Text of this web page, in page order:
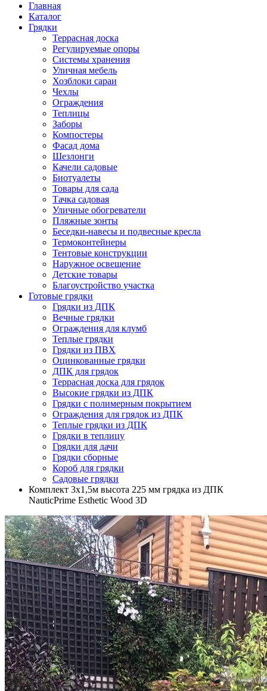
Главная
Каталог
Грядки
Террасная доска
Регулируемые опоры
Системы хранения
Уличная мебель
Хозблоки сараи
Чехлы
Ограждения
Теплицы
Заборы
Компостеры
Фасад дома
Шезлонги
Качели садовые
Биотуалеты
Товары для сада
Тачка садовая
Уличные обогреватели
Пляжные зонты
Беседки-навесы и подвесные кресла
Термоконтейнеры
Тентовые конструкции
Наружное освещение
Детские товары
Благоустройство участка
Готовые грядки
Грядки из ДПК
Вечные грядки
Ограждения для клумб
Теплые грядки
Грядки из ПВХ
Оцинкованные грядки
ДПК для грядок
Террасная доска для грядок
Высокие грядки из ДПК
Грядки с полимерным покрытием
Ограждения для грядок из ДПК
Теплые грядки из ДПК
Грядки в теплицу
Грядки для дачи
Грядки сборные
Короб для грядки
Садовые грядки
Комплект 3х1,5м высота 225 мм грядка из ДПК
NauticPrime Esthetic Wood 3D